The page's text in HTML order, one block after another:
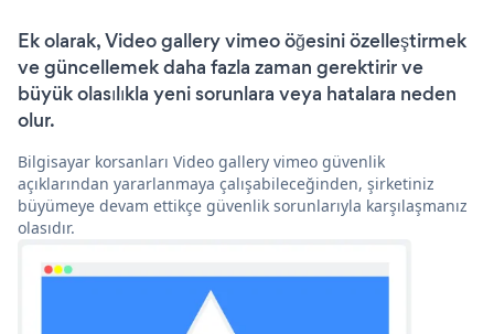
Ek olarak, Video gallery vimeo öğesini özelleştirmek
ve güncellemek daha fazla zaman gerektirir ve
büyük olasılıkla yeni sorunlara veya hatalara neden
olur.
Bilgisayar korsanları Video gallery vimeo güvenlik
açıklarından yararlanmaya çalışabileceğinden, şirketiniz
büyümeye devam ettikçe güvenlik sorunlarıyla karşılaşmanız
olasıdır.